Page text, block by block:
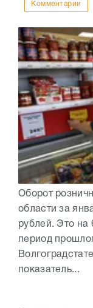
Комментарии
Оборот
области за
рублей. Это на
период
показатель...